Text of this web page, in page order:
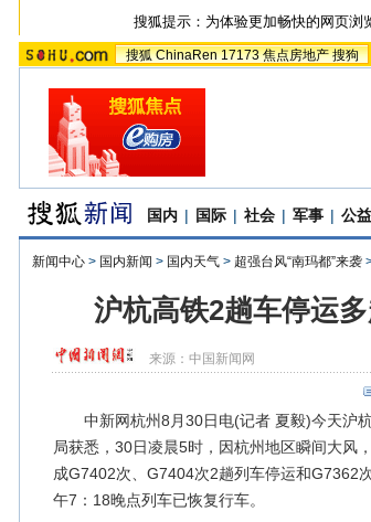
搜狐提示：为体验更加畅快的网页
搜狐 ChinaRen 17173 焦点房地产 搜狗
国内 | 国际 | 社会 | 军事 | 公益
新闻中心 > 国内新闻 > 国内天气 > 超强台风“南玛都”来袭
沪杭高铁2趟车停运
来源： 中国新闻网
中新网杭州8月30日电(记者 夏毅)今天沪杭
局获悉，30日凌晨5时，因杭州地区瞬间大风
成G7402次、G7404次2趟列车停运和G7362
午7：18晚点列车已恢复行车。